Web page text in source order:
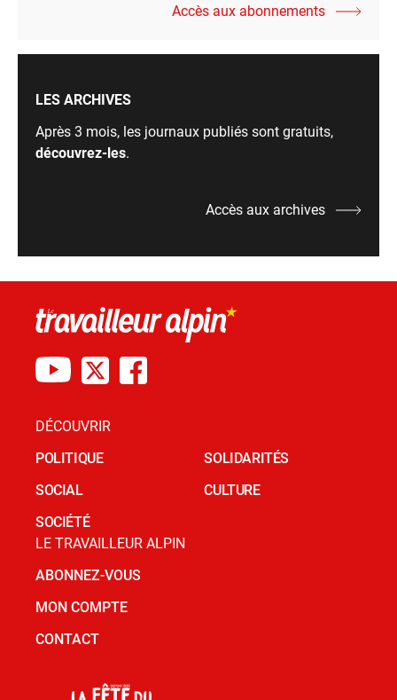
Accès aux abonnements
LES ARCHIVES
Après 3 mois, les journaux publiés sont gratuits,
découvrez-les.
Accès aux archives
DÉCOUVRIR
POLITIQUE
SOCIAL
SOCIÉTÉ
SOLIDARITÉS
CULTURE
LE TRAVAILLEUR ALPIN
ABONNEZ-VOUS
MON COMPTE
CONTACT